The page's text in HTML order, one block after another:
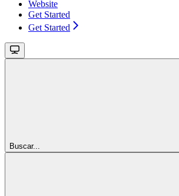
Website
Get Started
Get Started
Buscar...